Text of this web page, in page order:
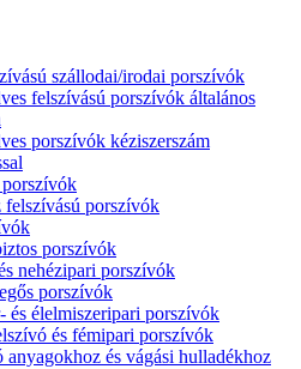
szállodai/irodai porszívók
felszívású porszívók általános
porszívók kéziszerszám
felszívású porszívók
porszívók
nehézipari porszívók
porszívók
és élelmiszeripari porszívók
és fémipari porszívók
anyagokhoz és vágási hulladékhoz